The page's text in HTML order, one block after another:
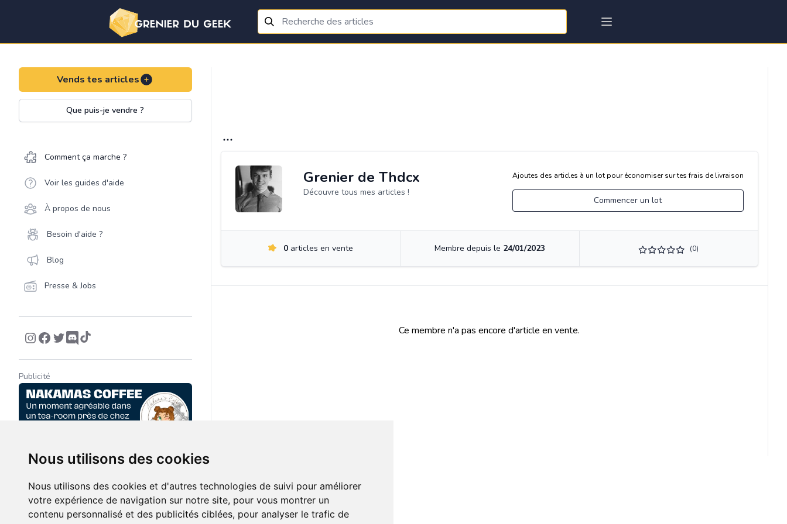
Nous utilisons des cookies
Nous utilisons des cookies et d'autres technologies de suivi pour améliorer
votre expérience de navigation sur notre site, pour vous montrer un
contenu personnalisé et des publicités ciblées, pour analyser le trafic de
Vends tes articles
Que puis-je vendre ?
Comment ça marche ?
Voir les guides d'aide
À propos de nous
Besoin d'aide ?
Blog
Presse & Jobs
Publicité
Grenier de Thdcx
Découvre tous mes articles !
Ajoutes des articles à un lot pour économiser sur tes frais de livraison
Commencer un lot
0 articles en vente Membre depuis le 24/01/2023 (0)
Ce membre n'a pas encore d'article en vente.